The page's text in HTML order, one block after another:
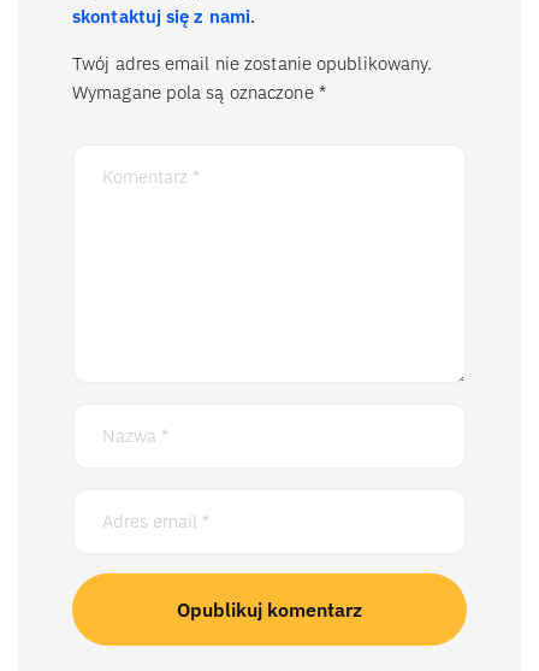
skontaktuj się z nami.
Twój adres email nie zostanie opublikowany.
Wymagane pola są oznaczone *